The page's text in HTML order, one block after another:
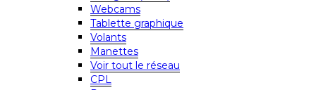
Webcams
Tablette graphique
Volants
Manettes
Voir tout le réseau
CPL